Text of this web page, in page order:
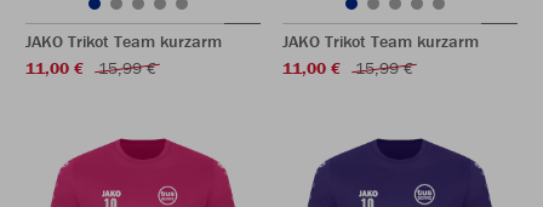
JAKO Trikot Team kurzarm
11,00 €
15,99 €
JAKO Trikot Team kurzarm
11,00 €
15,99 €